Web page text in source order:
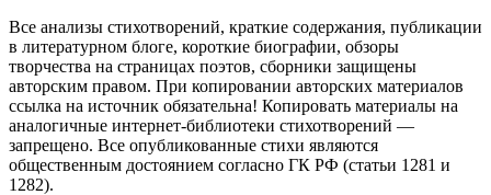
Все анализы стихотворений, краткие содержания, публикации
в литературном блоге, короткие биографии, обзоры
творчества на страницах поэтов, сборники защищены
авторским правом. При копировании авторских материалов
ссылка на источник обязательна! Копировать материалы на
аналогичные интернет-библиотеки стихотворений —
запрещено. Все опубликованные стихи являются
общественным достоянием согласно ГК РФ (статьи 1281 и
1282).